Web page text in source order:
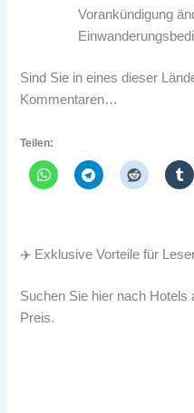
Vorankündigung
Sind Sie in eines dieser
Kommentaren…
Teilen:
✈️ Exklusive Vorteile für
Suchen Sie hier nach
Preis.